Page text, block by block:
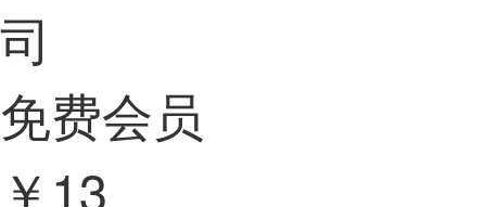
司
免费会员
￥ 13